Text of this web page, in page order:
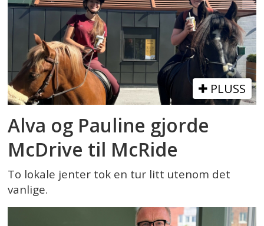
PLUSS
Alva og Pauline gjorde
McDrive til McRide
To lokale jenter tok en tur litt utenom det
vanlige.